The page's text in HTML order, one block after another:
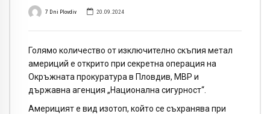
7 Dni Plovdiv 20.09.2024
Голямо количество от изключително скъпия метал
америций е открито при секретна операция на
Окръжната прокуратура в Пловдив, МВР и
държавна агенция „Национална сигурност“.
Америцият е вид изотоп, който се съхранява при